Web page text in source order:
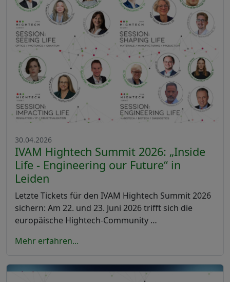
30.04.2026
IVAM Hightech Summit 2026: „Inside
Life - Engineering our Future“ in
Leiden
Letzte Tickets für den IVAM Hightech Summit 2026
sichern: Am 22. und 23. Juni 2026 trifft sich die
europäische Hightech-Community …
Mehr erfahren...